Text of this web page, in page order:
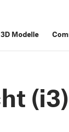
3D Modelle
(i3)